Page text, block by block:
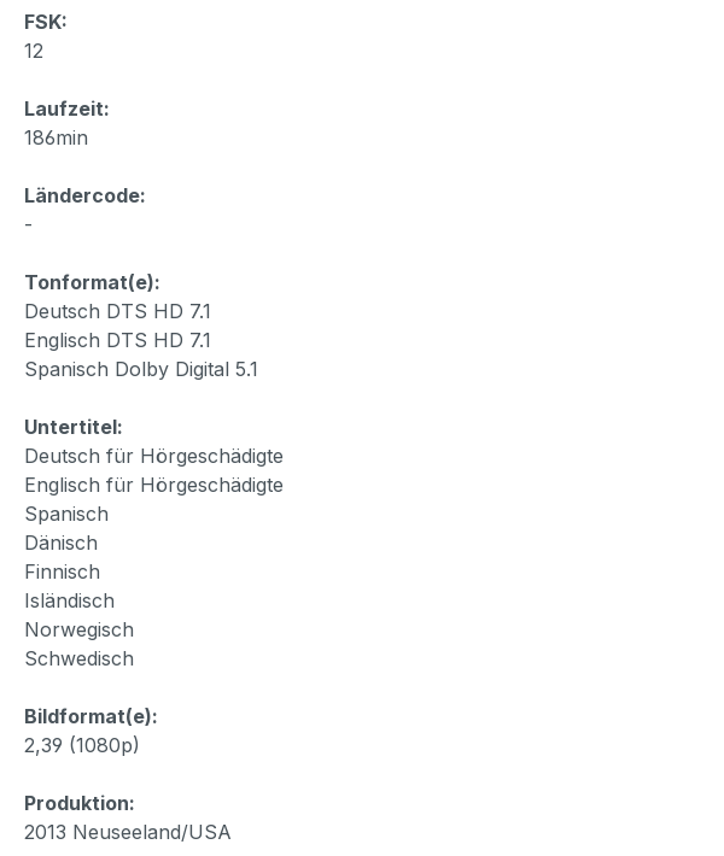
FSK:
12
Laufzeit:
186min
Ländercode:
-
Tonformat(e):
Deutsch DTS HD 7.1
Englisch DTS HD 7.1
Spanisch Dolby Digital 5.1
Untertitel:
Deutsch für Hörgeschädigte
Englisch für Hörgeschädigte
Spanisch
Dänisch
Finnisch
Isländisch
Norwegisch
Schwedisch
Bildformat(e):
2,39 (1080p)
Produktion:
2013 Neuseeland/USA